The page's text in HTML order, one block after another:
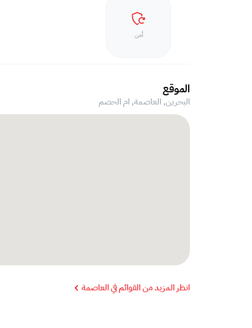
أمن
الموقع
البحرين, العاصمة,ام الحصم
انظر المزيد من القوائم في العاصمة